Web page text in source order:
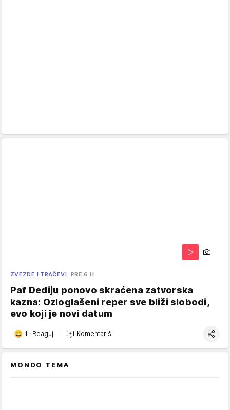
ZVEZDE I TRAČEVI PRE 6 H
Paf Dediju ponovo skraćena zatvorska
kazna: Ozloglašeni reper sve bliži slobodi,
evo koji je novi datum
1 · Reaguj Komentariši
MONDO TEMA